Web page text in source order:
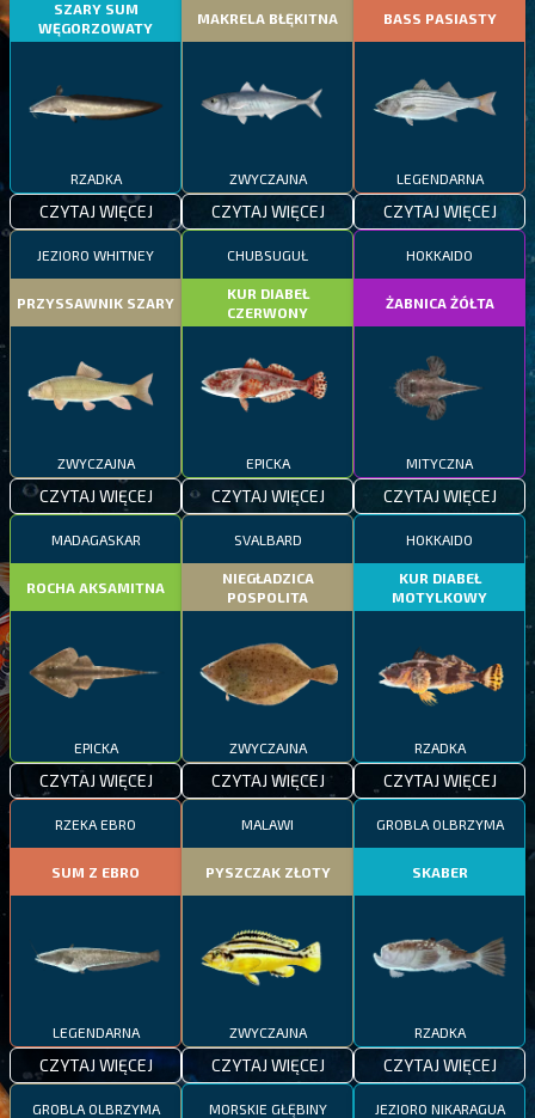
SZARY SUM
WĘGORZOWATY
RZADKA
CZYTAJ WIĘCEJ
MAKRELA BŁĘKITNA
ZWYCZAJNA
CZYTAJ WIĘCEJ
BASS PASIASTY
LEGENDARNA
CZYTAJ WIĘCEJ
JEZIORO WHITNEY
PRZYSSAWNIK SZARY
ZWYCZAJNA
CZYTAJ WIĘCEJ
CHUBSUGUŁ
KUR DIABEŁ
CZERWONY
EPICKA
CZYTAJ WIĘCEJ
HOKKAIDO
ŻABNICA ŻÓŁTA
MITYCZNA
CZYTAJ WIĘCEJ
MADAGASKAR
ROCHA AKSAMITNA
EPICKA
CZYTAJ WIĘCEJ
SVALBARD
NIEGŁADZICA
POSPOLITA
ZWYCZAJNA
CZYTAJ WIĘCEJ
HOKKAIDO
KUR DIABEŁ
MOTYLKOWY
RZADKA
CZYTAJ WIĘCEJ
RZEKA EBRO
SUM Z EBRO
LEGENDARNA
CZYTAJ WIĘCEJ
MALAWI
PYSZCZAK ZŁOTY
ZWYCZAJNA
CZYTAJ WIĘCEJ
GROBLA OLBRZYMA
SKABER
RZADKA
CZYTAJ WIĘCEJ
GROBLA OLBRZYMA MORSKIE GŁĘBINY JEZIORO NIKARAGUA